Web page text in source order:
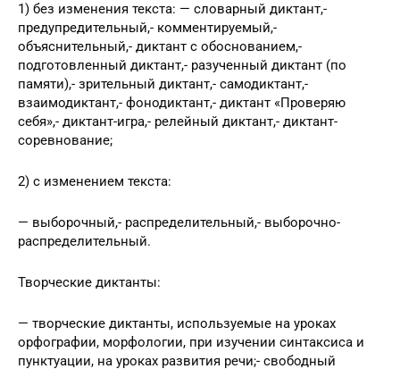
1) без изменения текста: — словарный диктант,-
предупредительный,- комментируемый,-
объяснительный,- диктант с обоснованием,-
подготовленный диктант,- разученный диктант (по
памяти),- зрительный диктант,- самодиктант,-
взаимодиктант,- фонодиктант,- диктант «Проверяю
себя»,- диктант-игра,- релейный диктант,- диктант-
соревнование;
2) с изменением текста:
— выборочный,- распределительный,- выборочно-
распределительный.
Творческие диктанты:
— творческие диктанты, используемые на уроках
орфографии, морфологии, при изучении синтаксиса и
пунктуации, на уроках развития речи;- свободный